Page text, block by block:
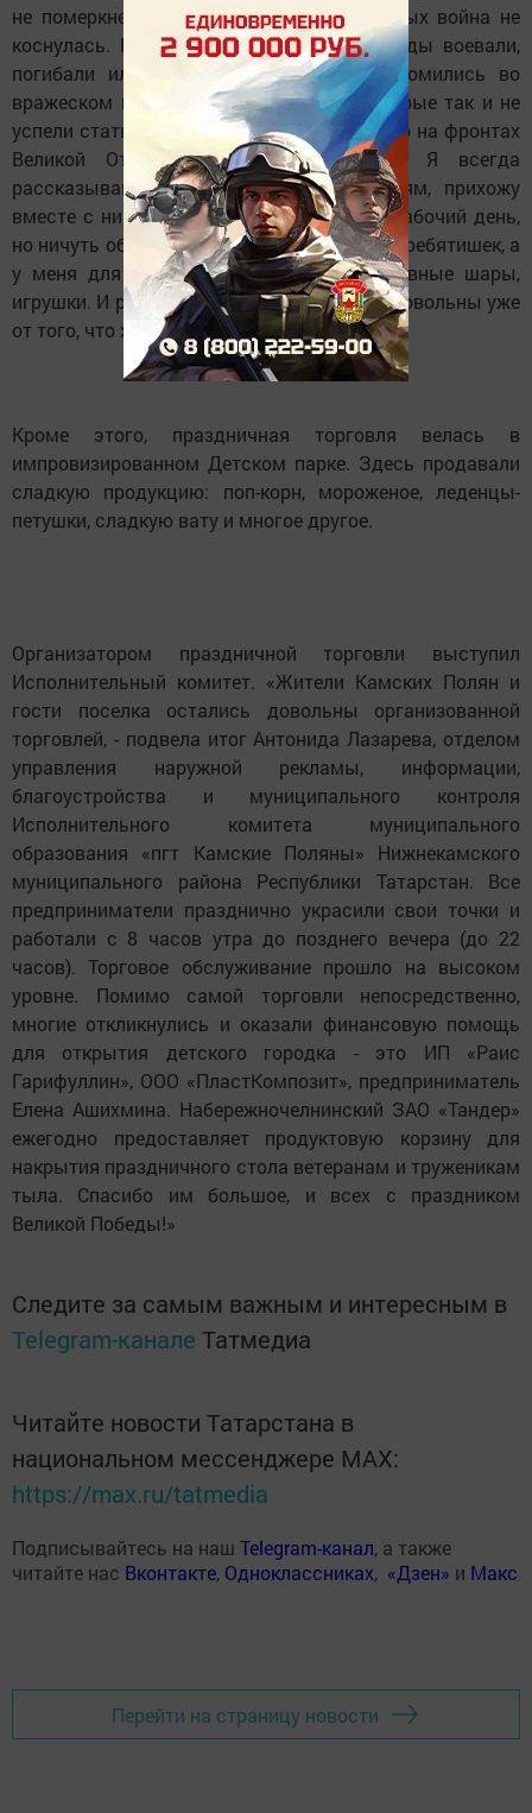
не померкнет. В России нет семей, которых война не
коснулась. Почти у всех деды или прадеды воевали,
погибали или получали ранения, либо томились во
вражеском плену, а молодых людей, которые так и не
успели стать ничьими родителями, погибло на фронтах
Великой Отечественной больше всего. Я всегда
рассказываю об их подвиге своим детям, прихожу
вместе с ними к Вечному огню! Сегодня рабочий день,
но ничуть об этом не жалею. Вокруг много ребятишек, а
у меня для них много сюрпризов - надувные шары,
игрушки. И ребенок счастлив, и родители довольны уже
от того, что хорошо их ненаглядному чаду».
Кроме этого, праздничная торговля велась в
импровизированном Детском парке. Здесь продавали
сладкую продукцию: поп-корн, мороженое, леденцы-
петушки, сладкую вату и многое другое.
Организатором праздничной торговли выступил
Исполнительный комитет. «Жители Камских Полян и
гости поселка остались довольны организованной
торговлей, - подвела итог Антонида Лазарева, отделом
управления наружной рекламы, информации,
благоустройства и муниципального контроля
Исполнительного комитета муниципального
образования «пгт Камские Поляны» Нижнекамского
муниципального района Республики Татарстан. Все
предприниматели празднично украсили свои точки и
работали с 8 часов утра до позднего вечера (до 22
часов). Торговое обслуживание прошло на высоком
уровне. Помимо самой торговли непосредственно,
многие откликнулись и оказали финансовую помощь
для открытия детского городка - это ИП «Раис
Гарифуллин», ООО «ПластКомпозит», предприниматель
Елена Ашихмина. Набережночелнинский ЗАО «Тандер»
ежегодно предоставляет продуктовую корзину для
накрытия праздничного стола ветеранам и труженикам
тыла. Спасибо им большое, и всех с праздником
Великой Победы!»
Следите за самым важным и интересным в
Telegram-канале Татмедиа
Читайте новости Татарстана в
национальном мессенджере MАХ:
https://max.ru/tatmedia
Подписывайтесь на наш Telegram-канал, а также
читайте нас Вконтакте, Одноклассниках, «Дзен» и Макс
Перейти на страницу новости